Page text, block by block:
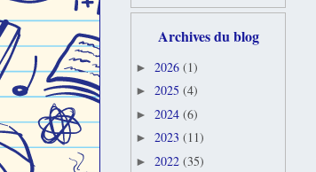
Archives du blog
► 2026 (1)
► 2025 (4)
► 2024 (6)
► 2023 (11)
► 2022 (35)